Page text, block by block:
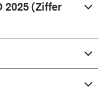
2025 (Ziffer